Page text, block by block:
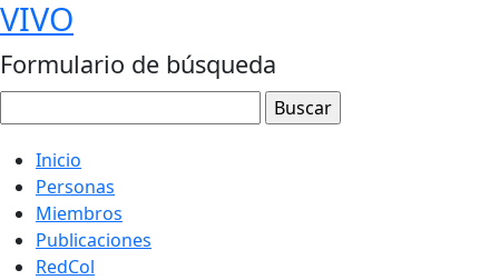
VIVO
Formulario de búsqueda
Inicio
Personas
Miembros
Publicaciones
RedCol